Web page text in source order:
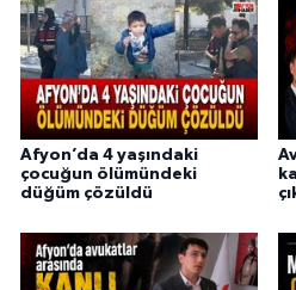
Afyon’da 4 yaşındaki
çocuğun ölümündeki
düğüm çözüldü